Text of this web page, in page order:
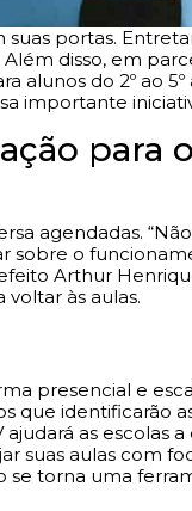
suas portas.
disso, em
alunos do 2º ao 5º
importante
para
agendadas.
sobre o
Arthur
às aulas.
presencial e
que identificarão
as escolas
suas aulas com
se torna uma